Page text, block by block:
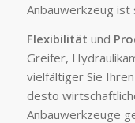
Anbauwerkzeug ist
Flexibilität und
Greifer,
vielfältiger Sie
desto
Anbauwerkzeuge